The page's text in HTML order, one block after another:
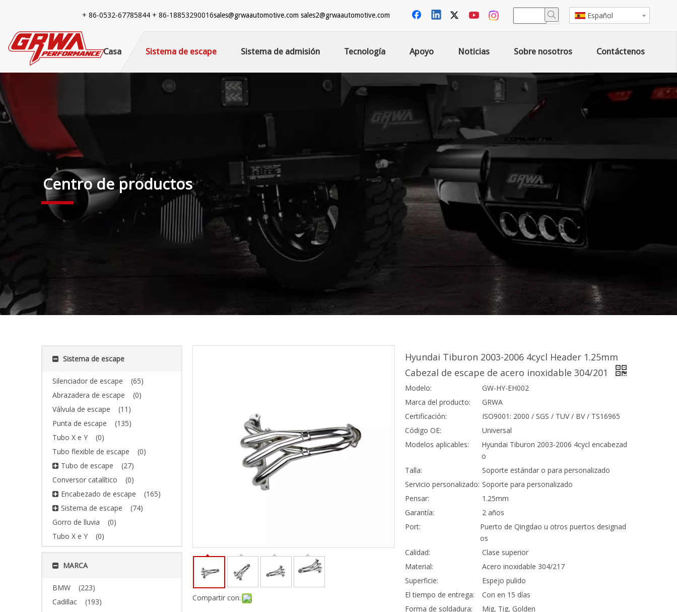
+ 86-0532-67785844 + 86-18853290016sales@grwaautomotive.com sales2@grwaautomotive.com Español
Casa Sistema de escape Sistema de admisión Tecnología Apoyo Noticias Sobre nosotros Contáctenos
Centro de productos
Sistema de escape
Silenciador de escape
(65)
Abrazadera de escape
(0)
Válvula de escape
(11)
Punta de escape
(135)
Tubo X e Y
(0)
Tubo flexible de escape
(0)
Tubo de escape
(27)
Conversor catalítico
(0)
Encabezado de escape
(165)
Sistema de escape
(74)
Gorro de lluvia
(0)
Tubo X e Y
(0)
MARCA
BMW
(223)
Cadillac
(193)
Compartir con:
Hyundai Tiburon 2003-2006 4cycl Header 1.25mm
Cabezal de escape de acero inoxidable 304/201
Modelo:
GW-HY-EH002
Marca del producto:
GRWA
Certificación:
ISO9001: 2000 / SGS / TUV / BV / TS16965
Código OE:
Universal
Modelos aplicables:
Hyundai Tiburon 2003-2006 4cycl encabezad
o
Talla:
Soporte estándar o para personalizado
Servicio personalizado: Soporte para personalizado
Pensar:
1.25mm
Garantía:
2 años
Port:
Puerto de Qingdao u otros puertos designad
os
Calidad:
Clase superior
Material:
Acero inoxidable 304/217
Superficie:
Espejo pulido
El tiempo de entrega:
Con en 15 días
Forma de soldadura:
Mig, Tig, Golden